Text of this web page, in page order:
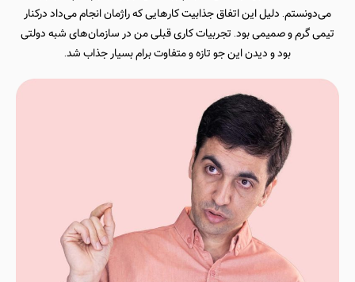
می‌دونستم. دلیل این اتفاق جذابیت کارهایی که راژمان انجام می‌داد درکنار
تیمی گرم و صمیمی بود. تجربیات کاری قبلی من در سازمان‌های شبه دولتی
بود و دیدن این جو تازه و متفاوت برام بسیار جذاب شد.